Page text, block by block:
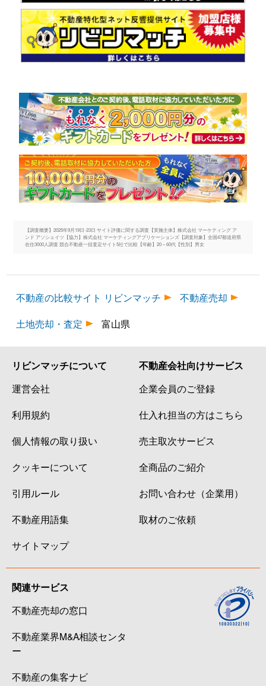
【調査概要】2025年9月19日-23日 サイト評価に関する調査【実施主体】株式会社 マーケティング ア
ンド アソシェイツ【協力】株式会社 マーケティングアプリケーションズ【調査対象】全国47都道府県
在住3000人調査 競合不動産一括査定サイト5社で比較【年齢】20～60代【性別】男女
不動産の比較サイト リビンマッチ
不動産売却
土地売却・査定
富山県
リビンマッチについて
運営会社
利用規約
個人情報の取り扱い
クッキーについて
引用ルール
不動産用語集
サイトマップ
不動産会社向けサービス
企業会員のご登録
仕入れ担当の方はこちら
売主取次サービス
全商品のご紹介
お問い合わせ（企業用）
取材のご依頼
関連サービス
不動産売却の窓口
不動産業界M&A相談センタ
ー
不動産の集客ナビ